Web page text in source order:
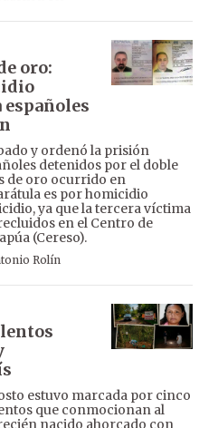
oro:
y ordenó la prisión
detenidos por el doble
de oro ocurrido en
es por homicidio
ya que la tercera víctima
en el Centro de
(Cereso).
Rolín
estuvo marcada por cinco
que conmocionan al
nacido ahorcado con